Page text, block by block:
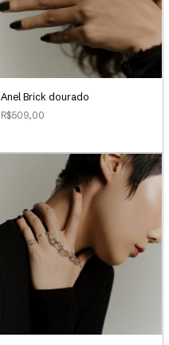
Anel Brick dourado
R$509,00